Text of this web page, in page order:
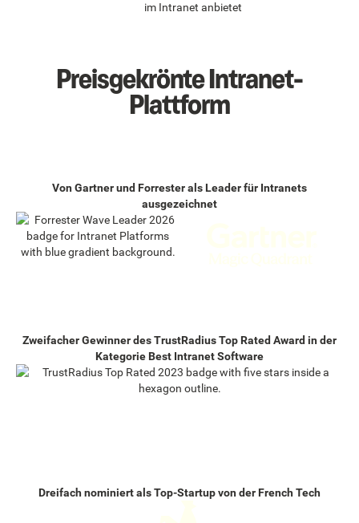
im Intranet anbietet
Preisgekrönte Intranet-
Plattform
Von Gartner und Forrester als Leader für Intranets
ausgezeichnet
Zweifacher Gewinner des TrustRadius Top Rated Award in der
Kategorie Best Intranet Software
Dreifach nominiert als Top-Startup von der French Tech